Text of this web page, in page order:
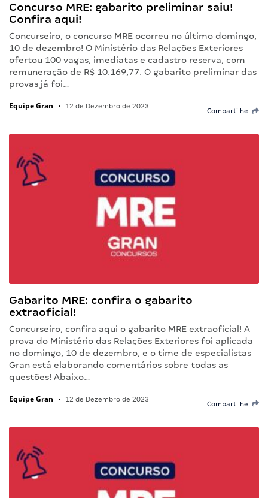
Concurso MRE: gabarito preliminar saiu!
Confira aqui!
Concurseiro, o concurso MRE ocorreu no último domingo,
10 de dezembro! O Ministério das Relações Exteriores
ofertou 100 vagas, imediatas e cadastro reserva, com
remuneração de R$ 10.169,77. O gabarito preliminar das
provas já foi…
Equipe Gran • 12 de Dezembro de 2023
Compartilhe
Gabarito MRE: confira o gabarito
extraoficial!
Concurseiro, confira aqui o gabarito MRE extraoficial! A
prova do Ministério das Relações Exteriores foi aplicada
no domingo, 10 de dezembro, e o time de especialistas
Gran está elaborando comentários sobre todas as
questões! Abaixo…
Equipe Gran • 12 de Dezembro de 2023
Compartilhe